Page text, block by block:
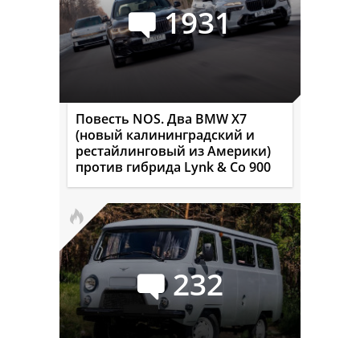
1931
Повесть NOS. Два BMW X7
(новый калининградский и
рестайлинговый из Америки)
против гибрида Lynk & Co 900
232